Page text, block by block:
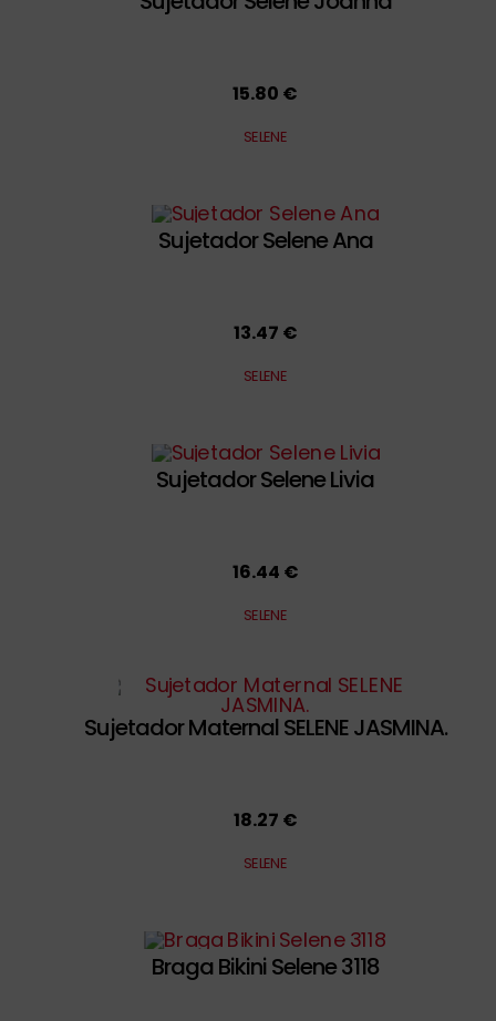
15.80 €
SELENE
Sujetador Selene Ana
13.47 €
SELENE
Sujetador Selene Livia
16.44 €
SELENE
Sujetador Maternal SELENE JASMINA.
18.27 €
SELENE
Braga Bikini Selene 3118